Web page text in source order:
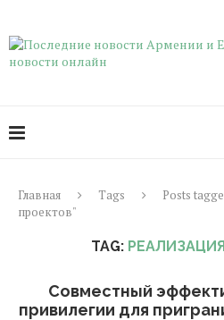
Главная Tags
Posts
проектов"
TAG:
Совместный
привилегии для